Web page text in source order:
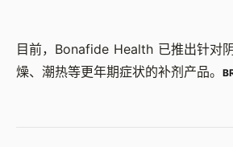
目前，Bonafide Health 已推出针对
燥、潮热等更年期症状的补剂产品。